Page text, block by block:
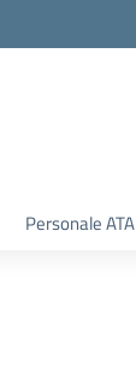
Personale ATA